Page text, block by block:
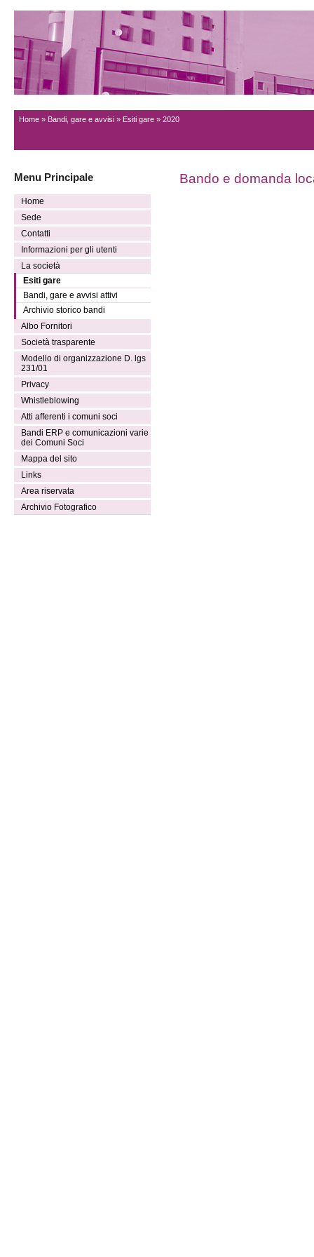
Home » Bandi, gare e avvisi » Esiti gare » 2020
Menu Principale
Home
Sede
Contatti
Informazioni per gli utenti
La società
Esiti gare
Bandi, gare e avvisi attivi
Archivio storico bandi
Albo Fornitori
Società trasparente
Modello di organizzazione D. lgs
231/01
Privacy
Whistleblowing
Atti afferenti i comuni soci
Bandi ERP e comunicazioni varie
dei Comuni Soci
Mappa del sito
Links
Area riservata
Archivio Fotografico
Bando e domanda